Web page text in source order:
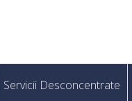
Servicii Desconcentrate